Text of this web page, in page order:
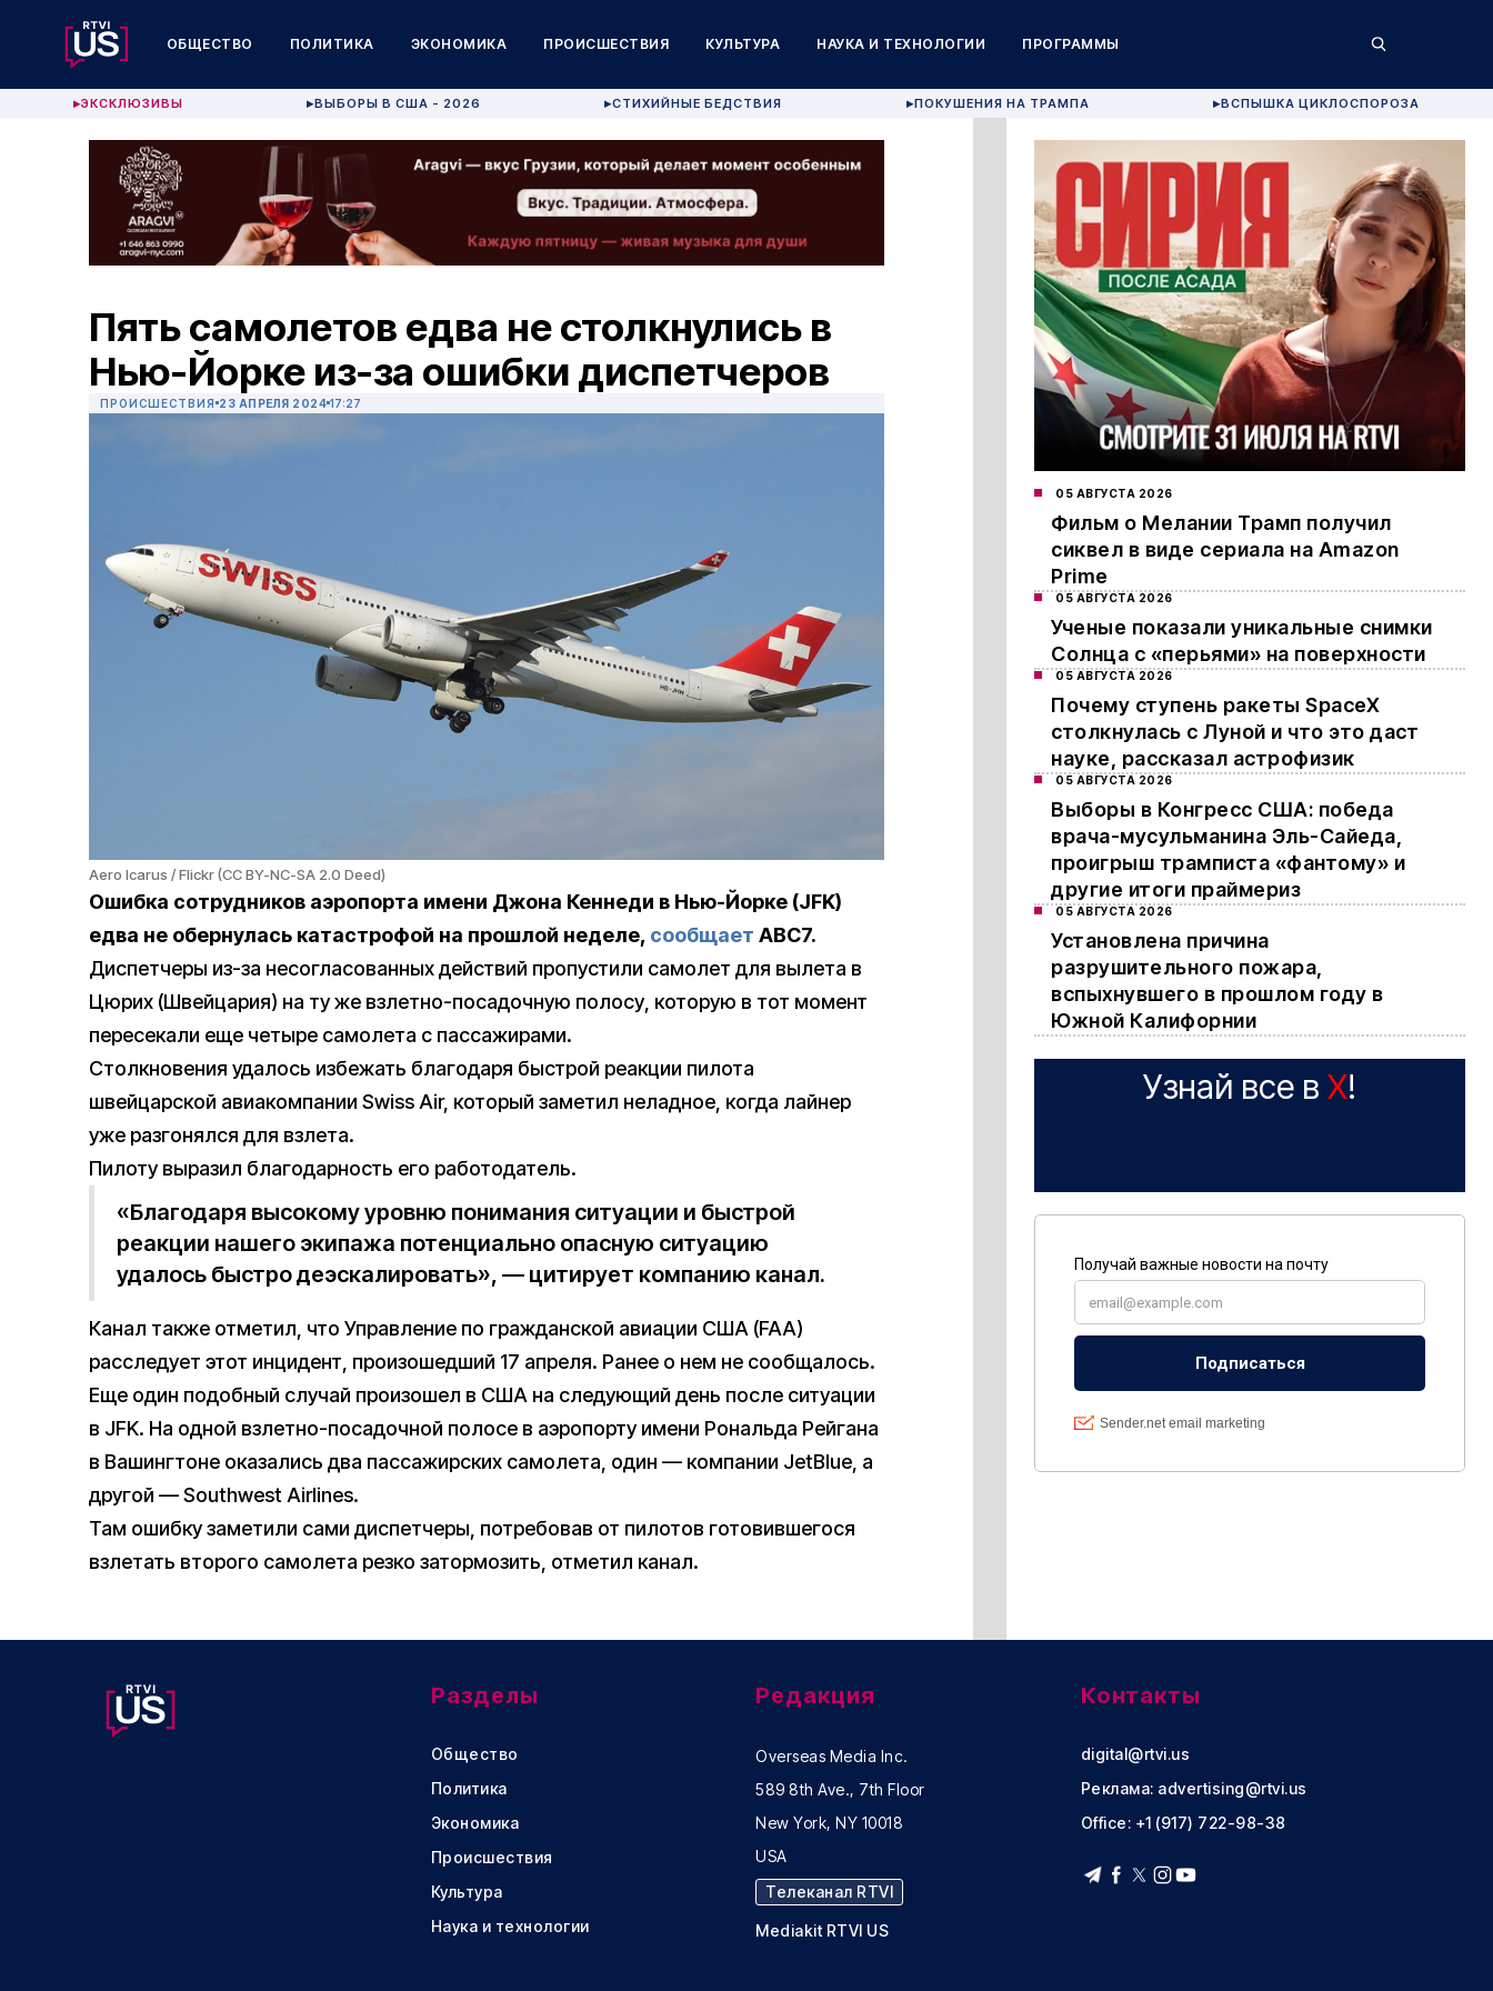
ОБЩЕСТВО ПОЛИТИКА ЭКОНОМИКА ПРОИСШЕСТВИЯ КУЛЬТУРА НАУКА И ТЕХНОЛОГИИ ПРОГРАММЫ
▶ЭКСКЛЮЗИВЫ ▶ВЫБОРЫ В США - 2026 ▶СТИХИЙНЫЕ БЕДСТВИЯ ▶ПОКУШЕНИЯ НА ТРАМПА ▶ВСПЫШКА ЦИКЛОСПОРОЗА
Пять самолетов едва не столкнулись в
Нью-Йорке из-за ошибки диспетчеров
ПРОИСШЕСТВИЯ 23 АПРЕЛЯ 2024 17:27
Aero Icarus / Flickr (CC BY-NC-SA 2.0 Deed)
Ошибка сотрудников аэропорта имени Джона Кеннеди в Нью-Йорке (JFK)
едва не обернулась катастрофой на прошлой неделе, сообщает ABC7.
Диспетчеры из-за несогласованных действий пропустили самолет для вылета в
Цюрих (Швейцария) на ту же взлетно-посадочную полосу, которую в тот момент
пересекали еще четыре самолета с пассажирами.
Столкновения удалось избежать благодаря быстрой реакции пилота
швейцарской авиакомпании Swiss Air, который заметил неладное, когда лайнер
уже разгонялся для взлета.
Пилоту выразил благодарность его работодатель.
«Благодаря высокому уровню понимания ситуации и быстрой
реакции нашего экипажа потенциально опасную ситуацию
удалось быстро деэскалировать», — цитирует компанию канал.
Канал также отметил, что Управление по гражданской авиации США (FAA)
расследует этот инцидент, произошедший 17 апреля. Ранее о нем не сообщалось.
Еще один подобный случай произошел в США на следующий день после ситуации
в JFK. На одной взлетно-посадочной полосе в аэропорту имени Рональда Рейгана
в Вашингтоне оказались два пассажирских самолета, один — компании JetBlue, а
другой — Southwest Airlines.
Там ошибку заметили сами диспетчеры, потребовав от пилотов готовившегося
взлетать второго самолета резко затормозить, отметил канал.
05 АВГУСТА 2026
Фильм о Мелании Трамп получил
сиквел в виде сериала на Amazon
Prime
05 АВГУСТА 2026
Ученые показали уникальные снимки
Солнца с «перьями» на поверхности
05 АВГУСТА 2026
Почему ступень ракеты SpaceX
столкнулась с Луной и что это даст
науке, рассказал астрофизик
05 АВГУСТА 2026
Выборы в Конгресс США: победа
врача-мусульманина Эль-Сайеда,
проигрыш трамписта «фантому» и
другие итоги праймериз
05 АВГУСТА 2026
Установлена причина
разрушительного пожара,
вспыхнувшего в прошлом году в
Южной Калифорнии
Узнай все в X!
Разделы
Общество
Политика
Экономика
Происшествия
Культура
Наука и технологии
Редакция
Overseas Media Inc.
589 8th Ave., 7th Floor
New York, NY 10018
USA
Телеканал RTVI
Mediakit RTVI US
Контакты
digital@rtvi.us
Реклама: advertising@rtvi.us
Office: +1 (917) 722-98-38